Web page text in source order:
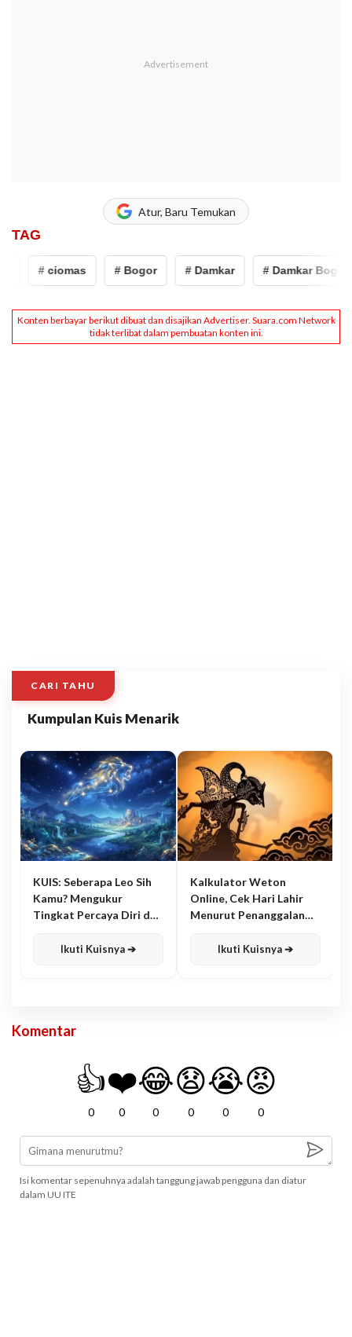
Atur, Baru Temukan
TAG
# ciomas # Bogor # Damkar # Damkar Bogor
CARI TAHU
Kumpulan Kuis Menarik
KUIS: Seberapa Leo Sih
Kamu? Mengukur
Tingkat Percaya Diri dan
Ikuti Kuisnya ➔
Kalkulator Weton
Online, Cek Hari Lahir
Menurut Penanggalan
Ikuti Kuisnya ➔
Komentar
👍
0
❤️
0
😂
0
😧
0
😭
0
😡
0
Isi komentar sepenuhnya adalah tanggung jawab pengguna dan diatur
dalam UU ITE